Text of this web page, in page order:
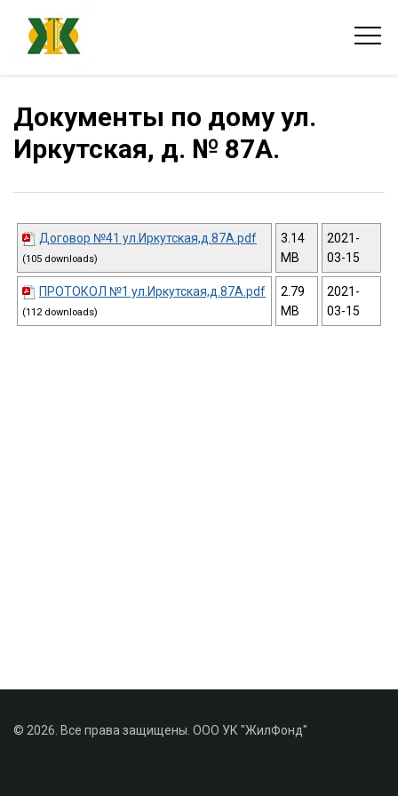
Документы по дому ул.
Иркутская, д. № 87А.
Договор №41 ул.Иркутская,д.87А.pdf
(105 downloads)
3.14
MB
2021-
03-15
ПРОТОКОЛ №1 ул.Иркутская,д.87А.pdf
(112 downloads)
2.79
MB
2021-
03-15
© 2026. Все права защищены. ООО УК "ЖилФонд"